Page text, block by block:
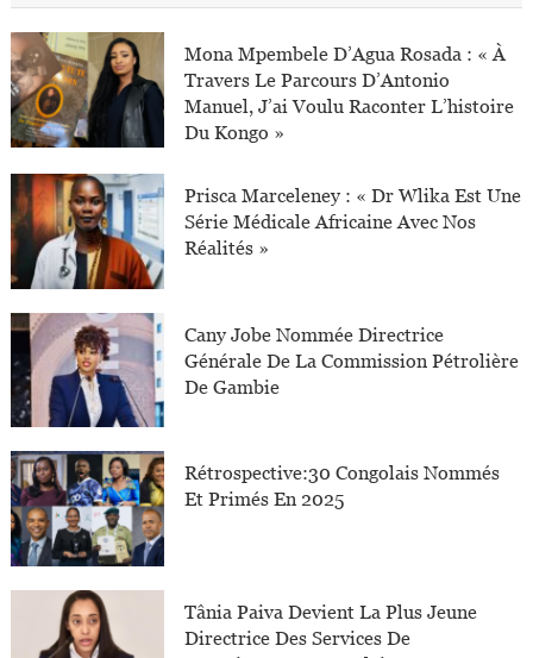
Mona Mpembele D’Agua Rosada : « À
Travers Le Parcours D’Antonio
Manuel, J’ai Voulu Raconter L’histoire
Du Kongo »
Prisca Marceleney : « Dr Wlika Est Une
Série Médicale Africaine Avec Nos
Réalités »
Cany Jobe Nommée Directrice
Générale De La Commission Pétrolière
De Gambie
Rétrospective:30 Congolais Nommés
Et Primés En 2025
Tânia Paiva Devient La Plus Jeune
Directrice Des Services De